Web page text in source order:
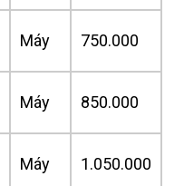
Máy 750.000
Máy 850.000
Máy 1.050.000